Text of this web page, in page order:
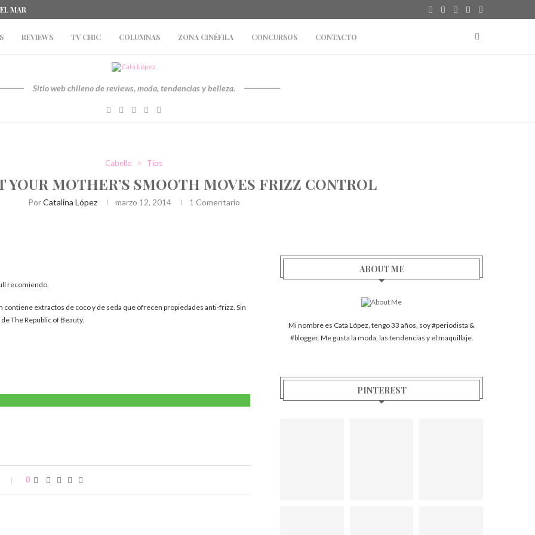
MAR
REVIEWS TV CHIC COLUMNAS ZONA CINÉFILA CONCURSOS CONTACTO
Sitio web chileno de reviews, moda, tendencias y belleza.
Cabello Tips
YOUR MOTHER’S SMOOTH MOVES FRIZZ CONTROL
PorCatalina López marzo 12, 2014 1 Comentario
recomiendo.
extractos de coco y de seda que ofrecen propiedades anti-frizz. Sin
The Republic of Beauty.
0
ABOUT ME
Mi nombre es Cata López, tengo 33 años, soy #periodista &
#blogger. Me gusta la moda, las tendencias y el maquillaje.
PINTEREST